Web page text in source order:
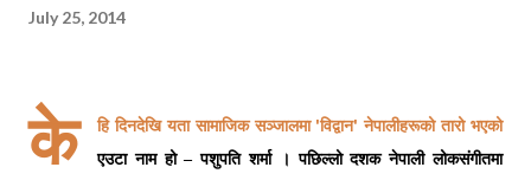
July 25, 2014
के हि दिनदेखि यता सामाजिक सञ्जालमा 'विद्वान' नेपालीहरूको तारो भएको
एउटा नाम हो – पशुपति शर्मा । पछिल्लो दशक नेपाली लोकसंगीतमा